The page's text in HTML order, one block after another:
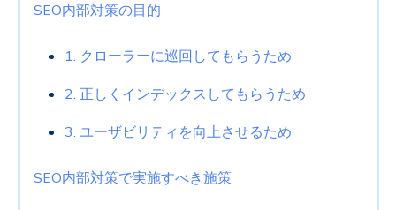
SEO内部対策の目的
1. クローラーに巡回してもらうため
2. 正しくインデックスしてもらうため
3. ユーザビリティを向上させるため
SEO内部対策で実施すべき施策